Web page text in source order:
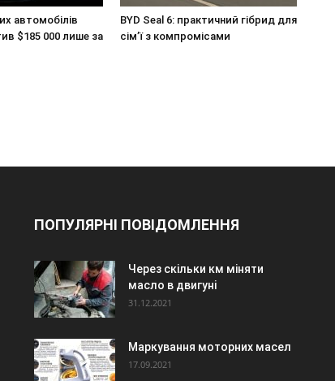
автомобілів
$185 000 лише за
BYD Seal 6: практичний гібрид для
сім’ї з компромісами
ПОПУЛЯРНІ ПОВІДОМЛЕННЯ
Через скільки км міняти
масло в двигуні
31.12.2021
Маркування моторних масел
17.09.2021